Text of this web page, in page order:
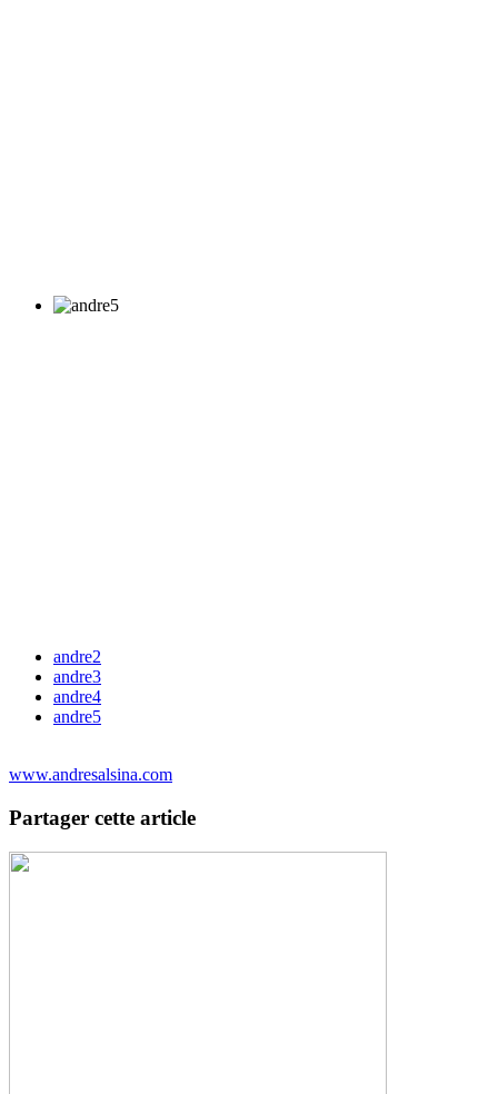
andre2
andre3
andre4
andre5
www.andresalsina.com
Partager cette article